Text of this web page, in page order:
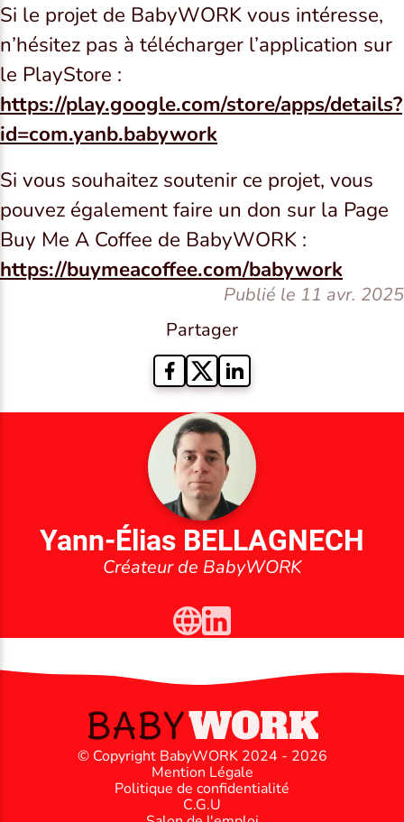
Si le projet de BabyWORK vous intéresse,
n’hésitez pas à télécharger l’application sur
le PlayStore :
https://play.google.com/store/apps/details?
id=com.yanb.babywork
Si vous souhaitez soutenir ce projet, vous
pouvez également faire un don sur la Page
Buy Me A Coffee de BabyWORK :
https://buymeacoffee.com/babywork
Publié le 11 avr. 2025
Partager
Yann-Élias BELLAGNECH
Créateur de BabyWORK
© Copyright BabyWORK 2024 - 2026
Mention Légale
Politique de confidentialité
C.G.U